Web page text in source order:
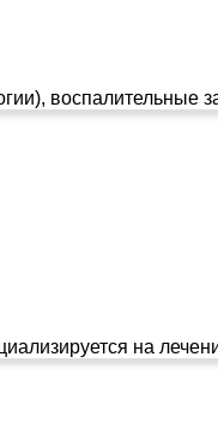
воспалительные
на